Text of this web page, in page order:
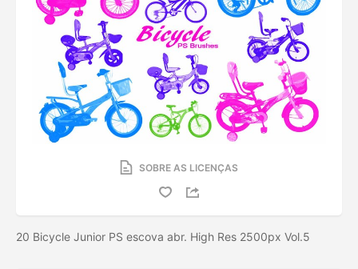
SOBRE AS LICENÇAS
20 Bicycle Junior PS escova abr. High Res 2500px Vol.5